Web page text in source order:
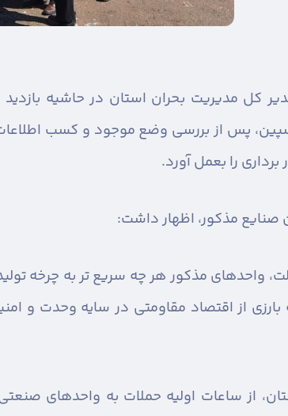
کل مدیریت بحران استان در حاشیه
پس از بررسی وضع موجود و کسب اطلاعات
را بعمل آورد.
صنایع مذکور، اظهار داشت:
مذکور هر چه سریع تر به چرخه
از اقتصاد مقاومتی در سایه وحدت و
از ساعات اولیه حملات به واحدهای